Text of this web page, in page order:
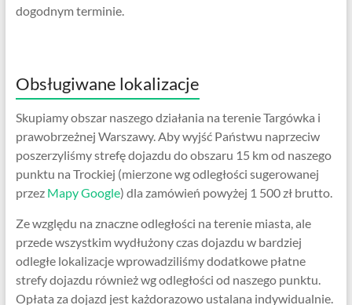
dogodnym terminie.
Obsługiwane lokalizacje
Skupiamy obszar naszego działania na terenie Targówka i
prawobrzeżnej Warszawy. Aby wyjść Państwu naprzeciw
poszerzyliśmy strefę dojazdu do obszaru 15 km od naszego
punktu na Trockiej (mierzone wg odległości sugerowanej
przez Mapy Google) dla zamówień powyżej 1 500 zł brutto.
Ze względu na znaczne odległości na terenie miasta, ale
przede wszystkim wydłużony czas dojazdu w bardziej
odległe lokalizacje wprowadziliśmy dodatkowe płatne
strefy dojazdu również wg odległości od naszego punktu.
Opłata za dojazd jest każdorazowo ustalana indywidualnie.